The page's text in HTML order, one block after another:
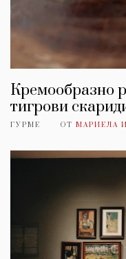
Кремообразно
тигрови
ГУРМЕ ОТ МАРИЕЛА